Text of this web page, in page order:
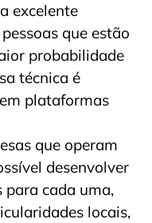
excelente
que estão
probabilidade
técnica é
plataformas
que operam
desenvolver
para cada uma,
locais,